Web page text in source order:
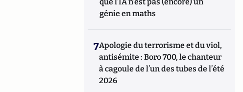
génie en maths
7Apologie du terrorisme et du viol,
antisémite : Boro 700, le chanteur
à cagoule de l’un des tubes de l’été
2026